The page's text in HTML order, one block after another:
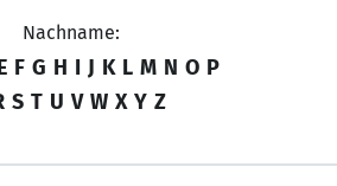
Nachname:
F G H I J K L M N O P
S T U V W X Y Z